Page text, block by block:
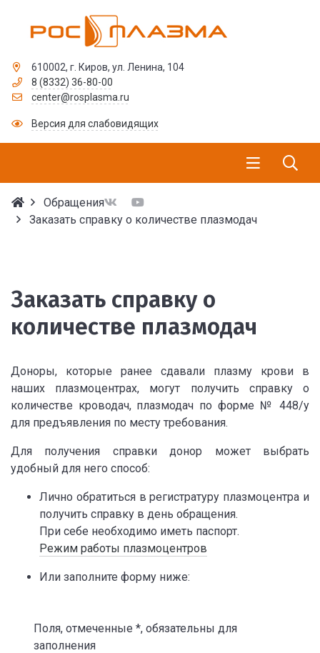
610002, г. Киров, ул. Ленина, 104
8 (8332) 36-80-00
center@rosplasma.ru
Версия для слабовидящих
Обращения
Заказать справку о количестве плазмодач
Заказать справку о
количестве плазмодач
Доноры, которые ранее сдавали плазму крови в
наших плазмоцентрах, могут получить справку о
количестве кроводач, плазмодач по форме № 448/у
для предъявления по месту требования.
Для получения справки донор может выбрать
удобный для него способ:
Лично обратиться в регистратуру плазмоцентра и
получить справку в день обращения.
При себе необходимо иметь паспорт.
Режим работы плазмоцентров
Или заполните форму ниже:
Поля, отмеченные *, обязательны для
заполнения